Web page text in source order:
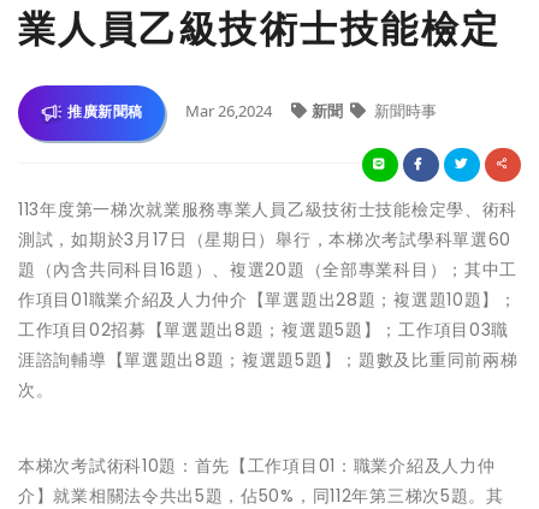
業人員乙級技術士技能檢定
推廣新聞稿 Mar 26,2024 新聞 新聞時事
113年度第一梯次就業服務專業人員乙級技術士技能檢定學、術科
測試，如期於3月17日（星期日）舉行，本梯次考試學科單選60
題（內含共同科目16題）、複選20題（全部專業科目）；其中工
作項目01職業介紹及人力仲介【單選題出28題；複選題10題】；
工作項目02招募【單選題出8題；複選題5題】；工作項目03職
涯諮詢輔導【單選題出8題；複選題5題】；題數及比重同前兩梯
次。
本梯次考試術科10題：首先【工作項目01：職業介紹及人力仲
介】就業相關法令共出5題，佔50%，同112年第三梯次5題。其